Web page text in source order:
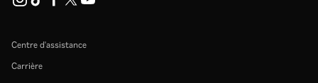
Centre d'assistance
Carrière